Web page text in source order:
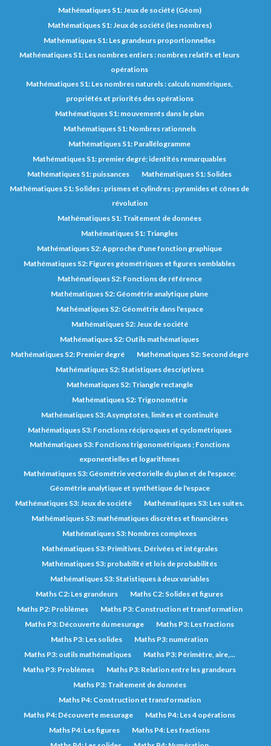
Mathématiques S1: Jeux de société (Géom)
Mathématiques S1: Jeux de société (les nombres)
Mathématiques S1: Les grandeurs proportionnelles
Mathématiques S1: Les nombres entiers : nombres relatifs et leurs
opérations
Mathématiques S1: Les nombres naturels : calculs numériques,
propriétés et priorités des opérations
Mathématiques S1: mouvements dans le plan
Mathématiques S1: Nombres rationnels
Mathématiques S1: Parallélogramme
Mathématiques S1: premier degré; identités remarquables
Mathématiques S1: puissances
Mathématiques S1: Solides
Mathématiques S1: Solides : prismes et cylindres ; pyramides et cônes de
révolution
Mathématiques S1: Traitement de données
Mathématiques S1: Triangles
Mathématiques S2: Approche d'une fonction graphique
Mathématiques S2: Figures géométriques et figures semblables
Mathématiques S2: Fonctions de référence
Mathématiques S2: Géométrie analytique plane
Mathématiques S2: Géométrie dans l'espace
Mathématiques S2: Jeux de société
Mathématiques S2: Outils mathématiques
Mathématiques S2: Premier degré
Mathématiques S2: Second degré
Mathématiques S2: Statistiques descriptives
Mathématiques S2: Triangle rectangle
Mathématiques S2: Trigonométrie
Mathématiques S3: Asymptotes, limites et continuité
Mathématiques S3: Fonctions réciproques et cyclométriques
Mathématiques S3: Fonctions trigonométriques ; Fonctions
exponentielles et logarithmes
Mathématiques S3: Géométrie vectorielle du plan et de l'espace;
Géométrie analytique et synthétique de l'espace
Mathématiques S3: Jeux de société
Mathématiques S3: Les suites.
Mathématiques S3: mathématiques discrètes et financières
Mathématiques S3: Nombres complexes
Mathématiques S3: Primitives, Dérivées et intégrales
Mathématiques S3: probabilité et lois de probabilités
Mathématiques S3: Statistiques à deux variables
Maths C2: Les grandeurs
Maths C2: Solides et figures
Maths P2: Problèmes
Maths P3: Construction et transformation
Maths P3: Découverte du mesurage
Maths P3: Les fractions
Maths P3: Les solides
Maths P3: numération
Maths P3: outils mathématiques
Maths P3: Périmètre, aire,...
Maths P3: Problèmes
Maths P3: Relation entre les grandeurs
Maths P3: Traitement de données
Maths P4: Construction et transformation
Maths P4: Découverte mesurage
Maths P4: Les 4 opérations
Maths P4: Les figures
Maths P4: Les fractions